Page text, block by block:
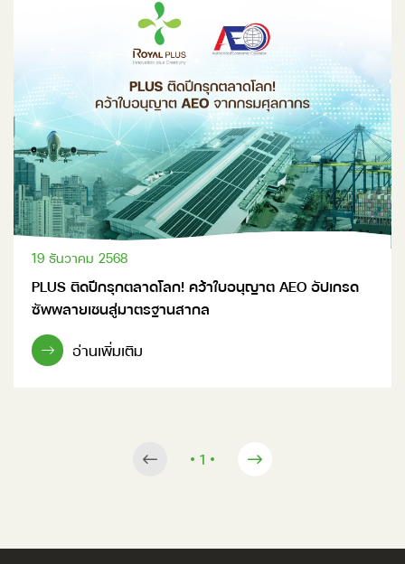
19 ธันวาคม 2568
PLUS ติดปีกรุกตลาดโลก! คว้าใบอนุญาต AEO อัปเกรด
ซัพพลายเชนสู่มาตรฐานสากล
อ่านเพิ่มเติม
1